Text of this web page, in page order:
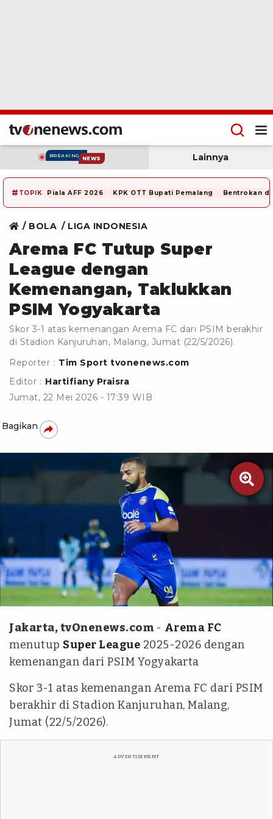
BREAKING NEWS Lainnya
# TOPIK Piala AFF 2026 KPK OTT Bupati Pemalang Bentrokan di
BOLA LIGA INDONESIA
Arema FC Tutup Super
League dengan
Kemenangan, Taklukkan
PSIM Yogyakarta
Skor 3-1 atas kemenangan Arema FC dari PSIM berakhir
di Stadion Kanjuruhan, Malang, Jumat (22/5/2026).
Reporter : Tim Sport tvonenews.com
Editor : Hartifiany Praisra
Jumat, 22 Mei 2026 - 17:39 WIB
Bagikan

Arema FC
Jakarta, tvOnenews.com - Arema FC
menutup Super League 2025-2026 dengan
kemenangan dari PSIM Yogyakarta
Skor 3-1 atas kemenangan Arema FC dari PSIM
berakhir di Stadion Kanjuruhan, Malang,
Jumat (22/5/2026).
ADVERTISEMENT